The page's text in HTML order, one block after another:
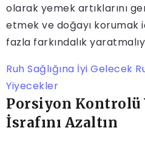
olarak yemek artıklarını
etmek ve doğayı korumak
fazla farkındalık
Ruh Sağlığına İyi Gelecek
Yiyecekler
Porsiyon Kontrolü
İsrafını Azaltın